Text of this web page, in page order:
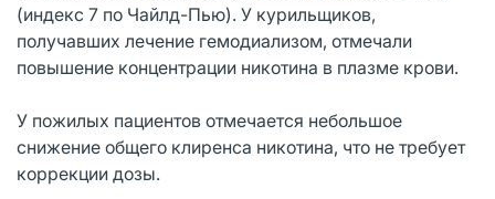
(индекс 7 по Чайлд-Пью). У курильщиков,
получавших лечение гемодиализом, отмечали
повышение концентрации никотина в плазме крови.
У пожилых пациентов отмечается небольшое
снижение общего клиренса никотина, что не требует
коррекции дозы.